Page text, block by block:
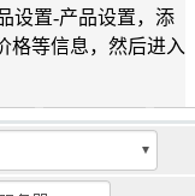
设置-产品设置，添
格等信息，然后进入